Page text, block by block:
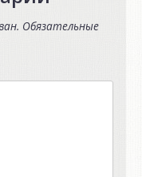
Обязательные